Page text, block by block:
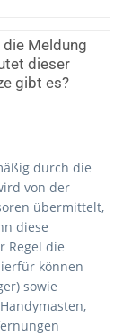
Meldung
dieser
gibt es?
durch die
von der
übermittelt,
diese
Regel die
können
sowie